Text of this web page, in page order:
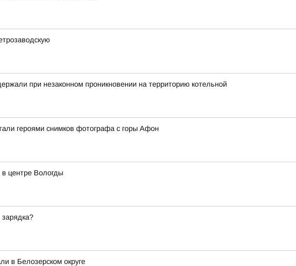
при незаконном проникновении на территорию котельной
героями снимков фотографа с горы Афон
в центре Вологды
в Белозерском округе